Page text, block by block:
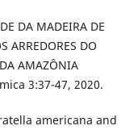
DA MADEIRA DE
ARREDORES DO
AMAZÔNIA
3:37-47, 2020.
americana and